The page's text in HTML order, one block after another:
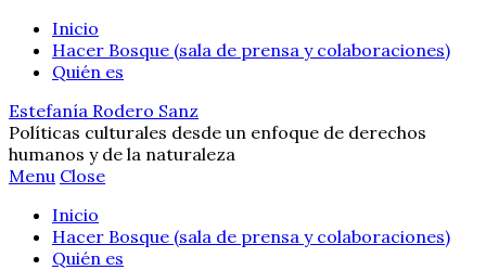
Inicio
Hacer Bosque (sala de prensa y colaboraciones)
Quién es
Estefanía Rodero Sanz
Políticas culturales desde un enfoque de derechos
humanos y de la naturaleza
Menu Close
Inicio
Hacer Bosque (sala de prensa y colaboraciones)
Quién es